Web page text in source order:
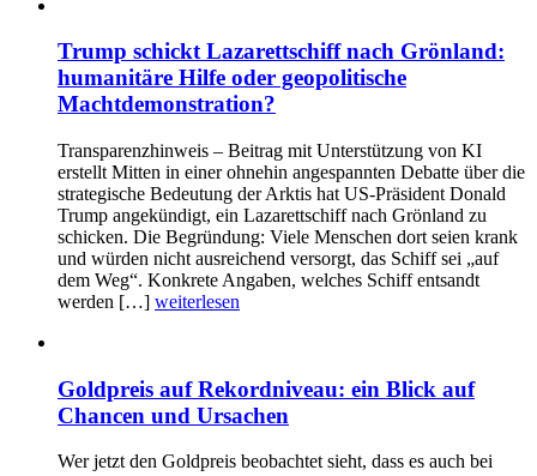
Trump schickt Lazarettschiff nach Grönland:
humanitäre Hilfe oder geopolitische
Machtdemonstration?
Transparenzhinweis – Beitrag mit Unterstützung von KI
erstellt Mitten in einer ohnehin angespannten Debatte über die
strategische Bedeutung der Arktis hat US-Präsident Donald
Trump angekündigt, ein Lazarettschiff nach Grönland zu
schicken. Die Begründung: Viele Menschen dort seien krank
und würden nicht ausreichend versorgt, das Schiff sei „auf
dem Weg“. Konkrete Angaben, welches Schiff entsandt
werden […] weiterlesen
Goldpreis auf Rekordniveau: ein Blick auf
Chancen und Ursachen
Wer jetzt den Goldpreis beobachtet sieht, dass es auch bei